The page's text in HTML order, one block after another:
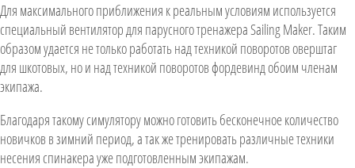
Для максимального приближения к реальным условиям используется
специальный вентилятор для парусного тренажера Sailing Maker. Таким
образом удается не только работать над техникой поворотов оверштаг
для шкотовых, но и над техникой поворотов фордевинд обоим членам
экипажа.
Благодаря такому симулятору можно готовить бесконечное количество
новичков в зимний период, а так же тренировать различные техники
несения спинакера уже подготовленным экипажам.